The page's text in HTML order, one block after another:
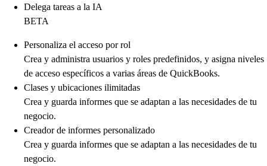
Delega tareas a la IA
BETA
Personaliza el acceso por rol
Crea y administra usuarios y roles predefinidos, y asigna niveles
de acceso específicos a varias áreas de QuickBooks.
Clases y ubicaciones ilimitadas
Crea y guarda informes que se adaptan a las necesidades de tu
negocio.
Creador de informes personalizado
Crea y guarda informes que se adaptan a las necesidades de tu
negocio.